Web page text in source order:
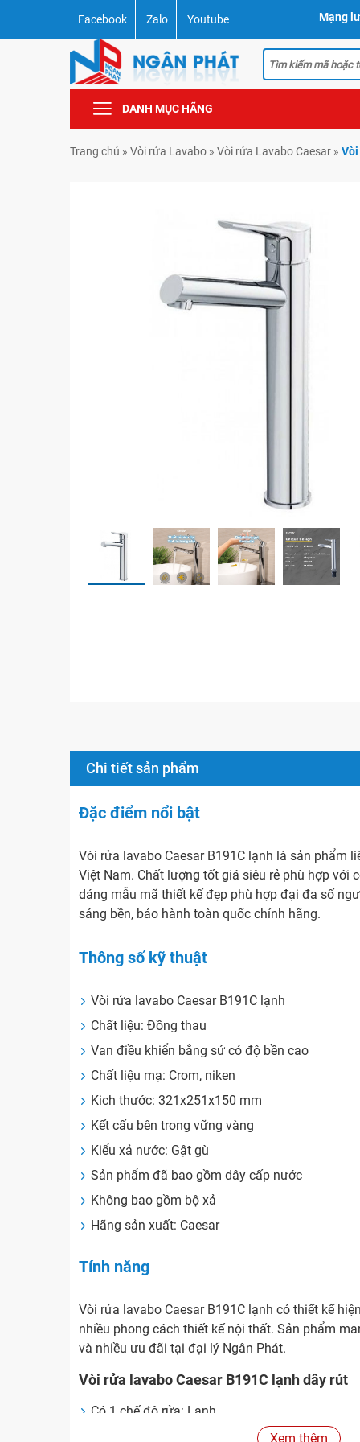
Facebook Zalo Youtube Mạng
DANH MỤC HÃNG
Trang chủ » Vòi rửa Lavabo » Vòi rửa Lavabo Caesar » Vòi
Chi tiết sản phẩm
Đặc điểm nổi bật
Vòi rửa lavabo Caesar B191C lạnh là sản phẩm
Việt Nam. Chất lượng tốt giá siêu rẻ phù hợp với
dáng mẫu mã thiết kế đẹp phù hợp đại đa số
sáng bền, bảo hành toàn quốc chính hãng.
Thông số kỹ thuật
Vòi rửa lavabo Caesar B191C lạnh
Chất liệu: Đồng thau
Van điều khiển bằng sứ có độ bền cao
Chất liệu mạ: Crom, niken
Kich thước: 321x251x150 mm
Kết cấu bên trong vững vàng
Kiểu xả nước: Gật gù
Sản phẩm đã bao gồm dây cấp nước
Không bao gồm bộ xả
Hãng sản xuất: Caesar
Tính năng
Vòi rửa lavabo Caesar B191C lạnh có thiết kế
nhiều phong cách thiết kế nội thất. Sản phẩm
và nhiều ưu đãi tại đại lý Ngân Phát.
Vòi rửa lavabo Caesar B191C lạnh dây rút
Có 1 chế độ rửa: Lạnh
Lớp mạ bền vững với thời gian.
Xem thêm